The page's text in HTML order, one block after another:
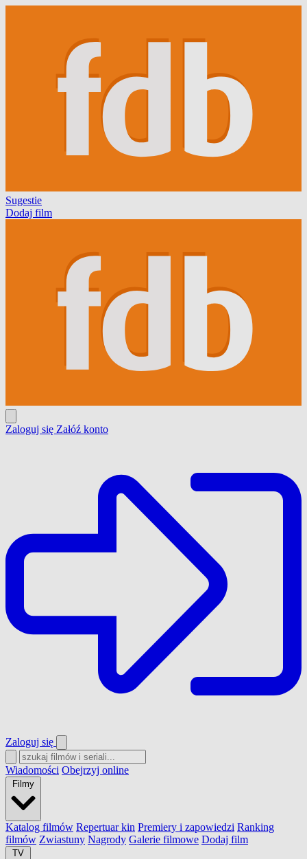
Sugestie
Dodaj film
Zaloguj się Załóź konto
Zaloguj się
Wiadomości Obejrzyj online
Filmy
Katalog filmów Repertuar kin Premiery i zapowiedzi Ranking
filmów Zwiastuny Nagrody Galerie filmowe Dodaj film
TV